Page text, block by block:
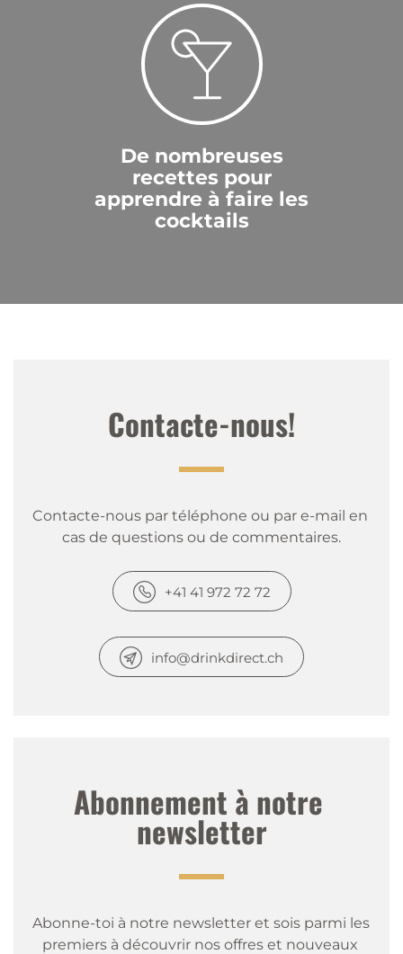
De nombreuses
recettes pour
apprendre à faire les
cocktails
Contacte-nous!
Contacte-nous par téléphone ou par e-mail en
cas de questions ou de commentaires.
+41 41 972 72 72
info@drinkdirect.ch
Abonnement à notre
newsletter
Abonne-toi à notre newsletter et sois parmi les
premiers à découvrir nos offres et nouveaux